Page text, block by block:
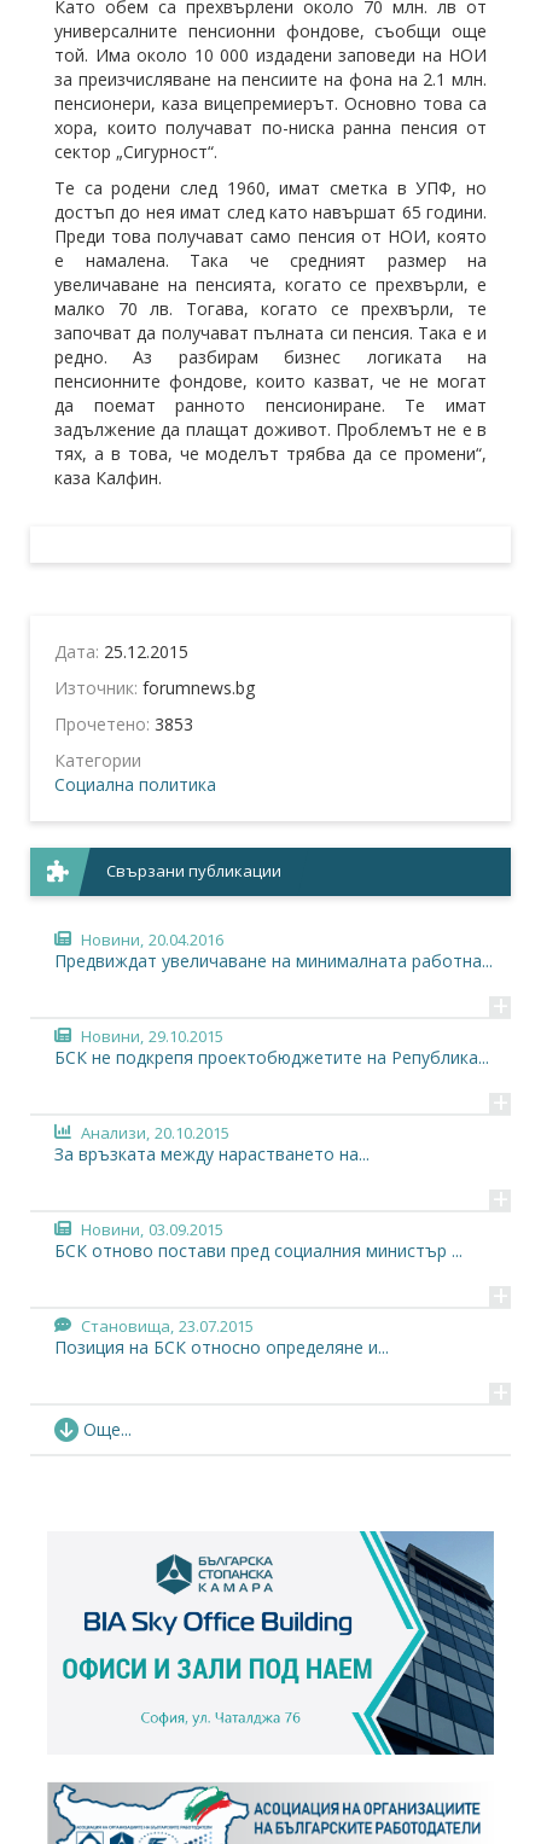
Като обем са прехвърлени около 70 млн. лв от
универсалните пенсионни фондове, съобщи още
той. Има около 10 000 издадени заповеди на НОИ
за преизчисляване на пенсиите на фона на 2.1 млн.
пенсионери, каза вицепремиерът. Основно това са
хора, които получават по-ниска ранна пенсия от
сектор „Сигурност“.
Те са родени след 1960, имат сметка в УПФ, но
достъп до нея имат след като навършат 65 години.
Преди това получават само пенсия от НОИ, която
е намалена. Така че средният размер на
увеличаване на пенсията, когато се прехвърли, е
малко 70 лв. Тогава, когато се прехвърли, те
започват да получават пълната си пенсия. Така е и
редно. Аз разбирам бизнес логиката на
пенсионните фондове, които казват, че не могат
да поемат ранното пенсиониране. Те имат
задължение да плащат доживот. Проблемът не е в
тях, а в това, че моделът трябва да се промени“,
каза Калфин.
Дата: 25.12.2015
Източник: forumnews.bg
Прочетено: 3853
Категории
Социална политика
Свързани публикации
Новини, 20.04.2016
Предвиждат увеличаване на минималната работна...
+
Новини, 29.10.2015
БСК не подкрепя проектобюджетите на Република...
+
Анализи, 20.10.2015
За връзката между нарастването на...
+
Новини, 03.09.2015
БСК отново постави пред социалния министър ...
+
Становища, 23.07.2015
Позиция на БСК относно определяне и...
+
Новини,
Въпреки всичко, правителството вдигна...
В тристранката не се разбраха за минималната...
Новини, 01.12.2014
Чрез увеличението на МРЗ не доходите...
+
Новини, 24.11.2014
Божидар Данев: Повишаването на минималната...
Новини, 01.09.2014
БСК е против увеличаване на МРЗ, МОД и...
Още...